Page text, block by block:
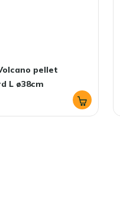
pellet
L ø38cm